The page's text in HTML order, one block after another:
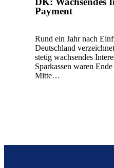
Payment
Rund ein Jahr nach
Deutschland
stetig wachsendes
Sparkassen waren
Mitte…